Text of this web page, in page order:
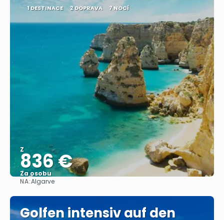
1 DESTINACE 2 DOPRAVA 7 NOCÍ
Z
836 €
Za osobu
NA:Algarve
Golfen intensiv auf den